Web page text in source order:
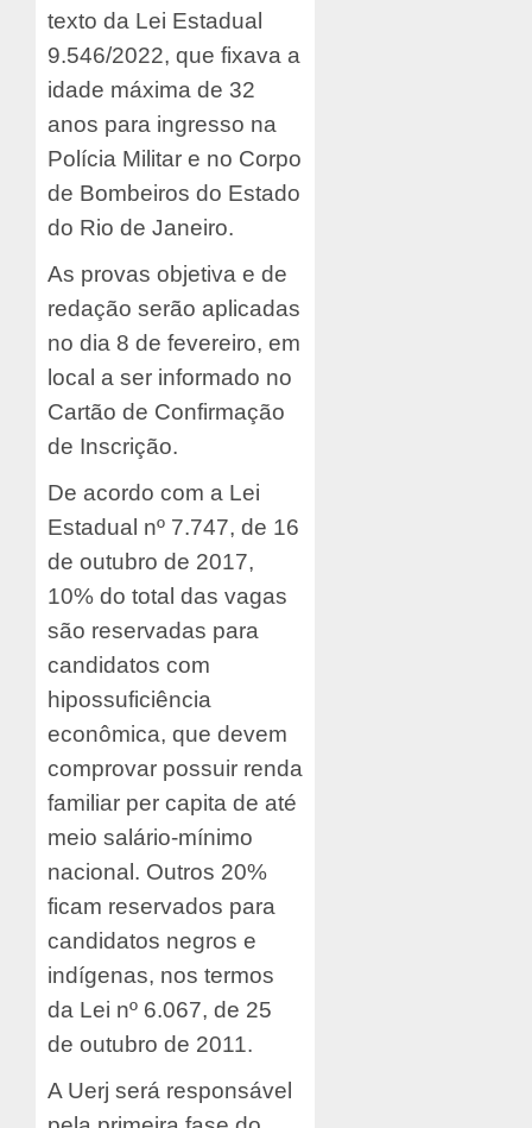
texto da Lei Estadual
9.546/2022, que fixava a
idade máxima de 32
anos para ingresso na
Polícia Militar e no Corpo
de Bombeiros do Estado
do Rio de Janeiro.
As provas objetiva e de
redação serão aplicadas
no dia 8 de fevereiro, em
local a ser informado no
Cartão de Confirmação
de Inscrição.
De acordo com a Lei
Estadual nº 7.747, de 16
de outubro de 2017,
10% do total das vagas
são reservadas para
candidatos com
hipossuficiência
econômica, que devem
comprovar possuir renda
familiar per capita de até
meio salário-mínimo
nacional. Outros 20%
ficam reservados para
candidatos negros e
indígenas, nos termos
da Lei nº 6.067, de 25
de outubro de 2011.
A Uerj será responsável